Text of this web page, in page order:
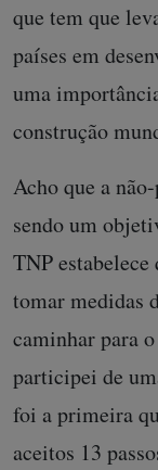
que tem que
países em
uma
construção
Acho que a
sendo um
TNP estabelece
tomar medidas
caminhar para
participei de
foi a primeira
aceitos 13